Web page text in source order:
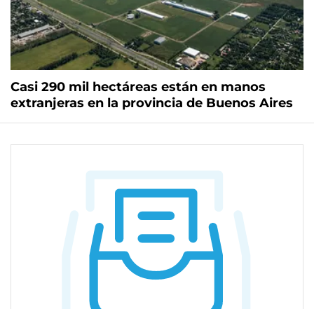
Casi 290 mil hectáreas están en manos
extranjeras en la provincia de Buenos Aires